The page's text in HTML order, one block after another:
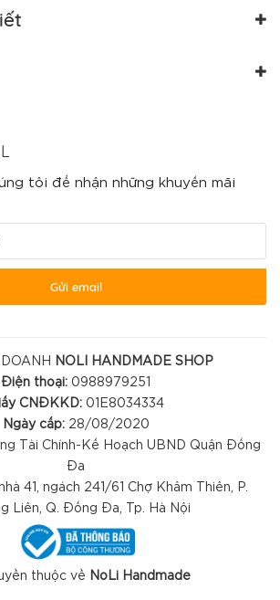
tôi để nhận những khuyến mãi
Gửi email
NOLI HANDMADE SHOP
Điện thoại: 0988979251
CNĐKKD:01E8034334
Ngày cấp:28/08/2020
Tài Chính-Kế Hoạch UBND Quận Đống
Đa
41, ngách 241/61 Chợ Khâm Thiên, P.
Liên, Q. Đống Đa, Tp. Hà Nội
thuộc về NoLi Handmade